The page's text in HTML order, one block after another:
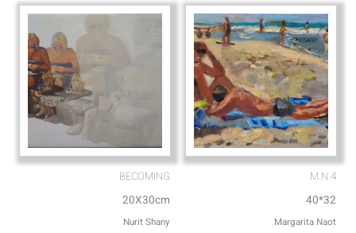
M.N.4
32*40
Margarita Naot
BECOMING
20X30cm
Nurit Shany